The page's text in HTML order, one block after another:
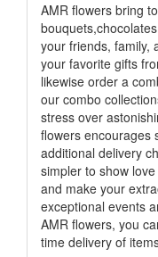
AMR flowers bring
your friends, family,
your favorite gifts
likewise order a
our combo
stress over
flowers encourages
additional delivery
simpler to show
and make your
exceptional events
AMR flowers, you
time delivery of